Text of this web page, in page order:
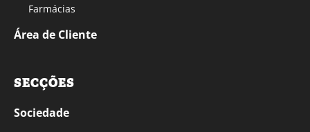
Farmácias
Área de Cliente
SECÇÕES
Sociedade